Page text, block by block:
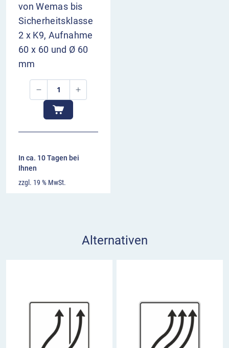
von Wemas bis
Sicherheitsklasse
2 x K9, Aufnahme
60 x 60 und Ø 60
mm
In ca. 10 Tagen bei
Ihnen
zzgl. 19 % MwSt.
Alternativen